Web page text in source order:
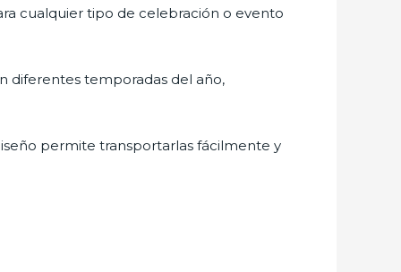
cualquier tipo de celebración o evento
diferentes temporadas del año,
permite transportarlas fácilmente y